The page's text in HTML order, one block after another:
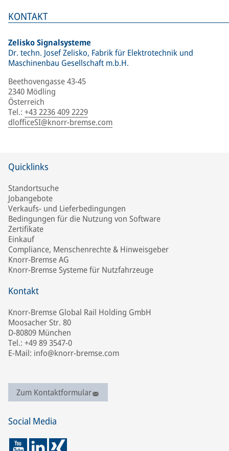
KONTAKT
Zelisko Signalsysteme
Dr. techn. Josef Zelisko, Fabrik für Elektrotechnik und
Maschinenbau Gesellschaft m.b.H.
Beethovengasse 43-45
2340 Mödling
Österreich
Tel.: +43 2236 409 2229
dlofficeSI@knorr-bremse.com
Quicklinks
Standortsuche
Jobangebote
Verkaufs- und Lieferbedingungen
Bedingungen für die Nutzung von Software
Zertifikate
Einkauf
Compliance, Menschenrechte & Hinweisgeber
Knorr-Bremse AG
Knorr-Bremse Systeme für Nutzfahrzeuge
Kontakt
Knorr-Bremse Global Rail Holding GmbH
Moosacher Str. 80
D-80809 München
Tel.: +49 89 3547-0
E-Mail: info@knorr-bremse.com
Zum Kontaktformular
Social Media